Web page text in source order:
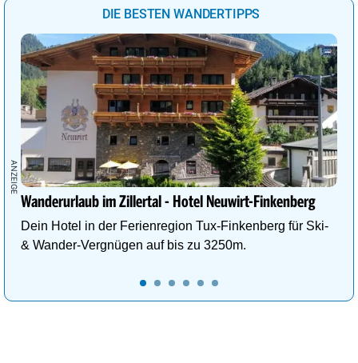
DIE BESTEN WANDERTIPPS
Wanderurlaub im Zillertal - Hotel Neuwirt-Finkenberg
Dein Hotel in der Ferienregion Tux-Finkenberg für Ski-
& Wander-Vergnügen auf bis zu 3250m.